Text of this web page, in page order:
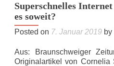
Superschnelles
es soweit?
Posted on 7. Januar 2019 by
Aus: Braunschweiger
Originalartikel von